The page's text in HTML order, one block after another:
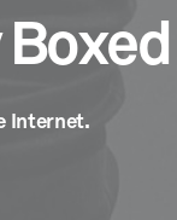
Internet.